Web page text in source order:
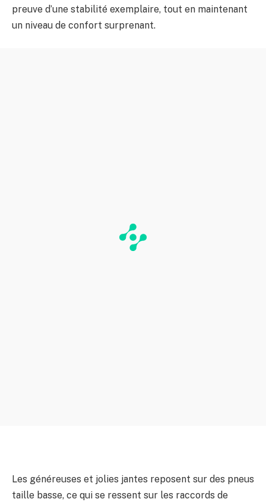
preuve d’une stabilité exemplaire, tout en maintenant
un niveau de confort surprenant.
Les généreuses et jolies jantes reposent sur des pneus
taille basse, ce qui se ressent sur les raccords de